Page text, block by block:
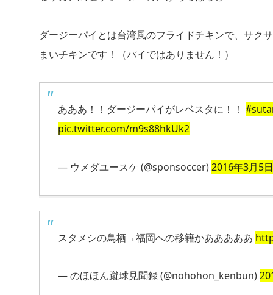
ダージーパイとは台湾風のフライドチキンで、サク
まいチキンです！（パイではありません！）
あああ！！ダージーパイがレベスタに！！
pic.twitter.com/m9s88hkUk2
— ウメダユースケ (@sponsoccer)2016年3月5日
スタメシの鳥栖→福岡への移籍かあああああ
— のほほん蹴球見聞録 (@nohohon_kenbun)